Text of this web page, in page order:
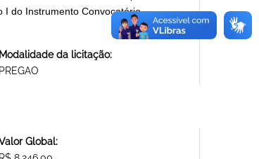
I do Instrumento Convocatório.
Modalidade da licitação:
PREGAO
Global: